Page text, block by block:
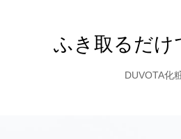
ふき取るだけ
DUVOTA化